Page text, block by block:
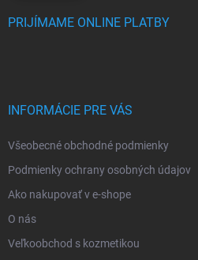
PRIJÍMAME ONLINE PLATBY
INFORMÁCIE PRE VÁS
Všeobecné obchodné podmienky
Podmienky ochrany osobných údajov
Ako nakupovať v e-shope
O nás
Veľkoobchod s kozmetikou